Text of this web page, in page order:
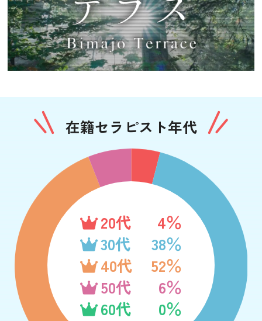
在籍セラピスト年代
20代
4％
30代
38％
40代
52％
50代
6％
60代
0％